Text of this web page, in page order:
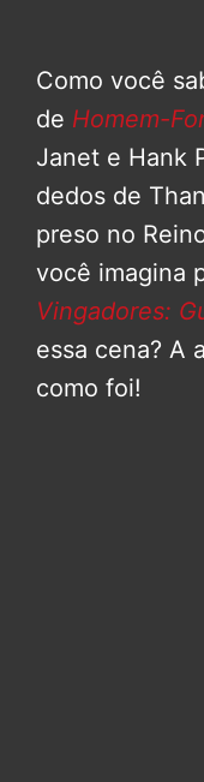
Como você
de Homem-
Janet e Hank
dedos de
preso no
você imagina
Vingadores:
essa cena? A
como foi!